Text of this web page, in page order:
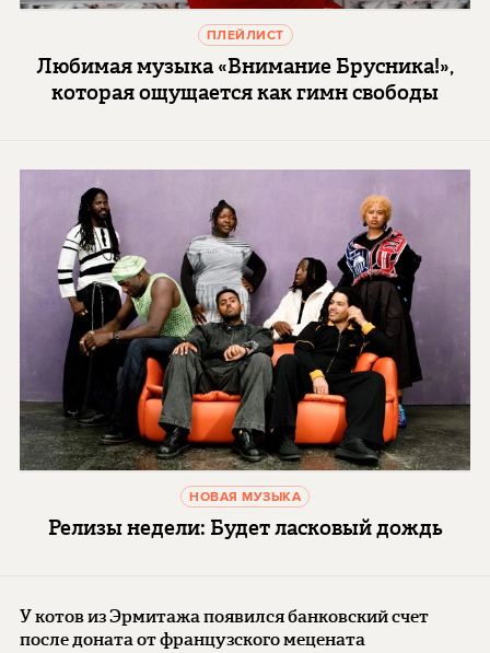
ПЛЕЙЛИСТ
Любимая музыка «Внимание Брусника!»,
которая ощущается как гимн свободы
НОВАЯ МУЗЫКА
Релизы недели: Будет ласковый дождь
У котов из Эрмитажа появился банковский счет
после доната от французского мецената